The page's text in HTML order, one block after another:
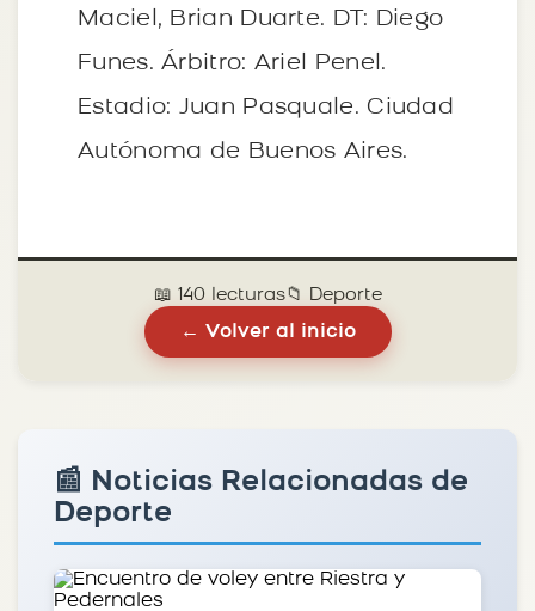
Maciel, Brian Duarte. DT: Diego
Funes. Árbitro: Ariel Penel.
Estadio: Juan Pasquale. Ciudad
Autónoma de Buenos Aires.
📖 140 lecturas📁 Deporte
← Volver al inicio
📰 Noticias Relacionadas de
Deporte